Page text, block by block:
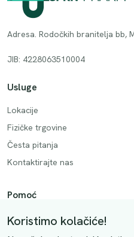
Adresa. Rodočkih branitelja bb,
JIB: 4228063510004
Usluge
Lokacije
Fizičke trgovine
Česta pitanja
Kontaktirajte nas
Pomoć
Način plaćanja
Koristimo kolačiće!